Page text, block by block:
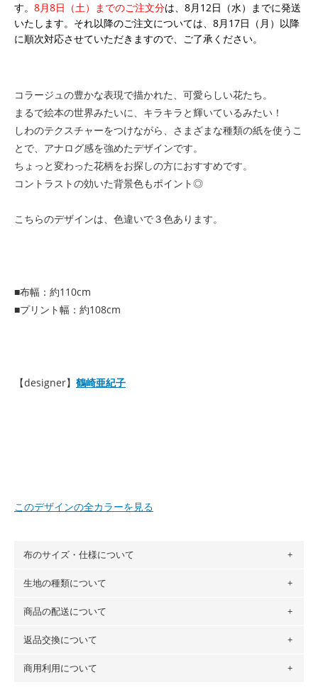
す。 8月8日（土）までのご注文分は、8月12日（水）までに発送
いたします。それ以降のご注文については、8月17日（月）以降
に順次対応させていただきますので、ご了承ください。
コラージュの豊かな表現で描かれた、可愛らしい花たち。
まるで絵本の世界みたいに、キラキラと輝いているみたい！
しわのテクスチャーをつけながら、さまざまな種類の紙を使うこ
とで、アナログ感を強めたデザインです。
ちょっと変わった花柄をお探しの方におすすめです。
コントラストの効いた背景色もポイント◎
こちらのデザインは、色違いで３色あります。
■布幅：約110cm
■プリント幅：約108cm
【designer】 鶴崎亜紀子
このデザインの全カラーを見る
布のサイズ・仕様について
布の長さは50cm単位での販売になります。
場合 → 購入数量「7」
生地の種類について
・現在、すべてのデザインのプリントに使用している生地は
ットン（ダブルガーゼ）・100％コットン（ローン）・コッ
トンリネン（ビエラ織）・100％コットン（ツイル）・
100％コットン（キャンバス・11号帆布）です。
商品の配送について
・ネコポスでの配送は、布は2mまで型紙は2個までとなりま
も送料の表示が600円となり宅急便での配送となります。
返品交換について
・布はご注文後に注文数量のみをプリントするため、
購入後
商用利用について